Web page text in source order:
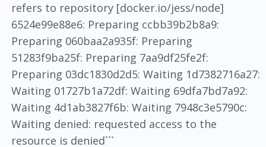
refers to repository [docker.io/jess/node]
6524e99e88e6: Preparing ccbb39b2b8a9:
Preparing 060baa2a935f: Preparing
51283f9ba25f: Preparing 7aa9df25fe2f:
Preparing 03dc1830d2d5: Waiting 1d7382716a27:
Waiting 01727b1a72df: Waiting 69dfa7bd7a92:
Waiting 4d1ab3827f6b: Waiting 7948c3e5790c:
Waiting denied: requested access to the
resource is denied```